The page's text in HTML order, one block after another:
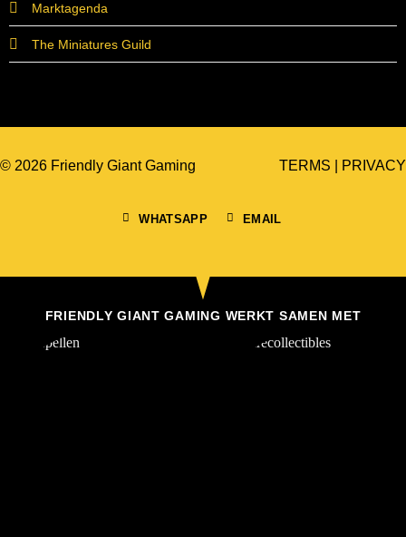
Marktagenda
The Miniatures Guild
© 2026 Friendly Giant Gaming
WHATSAPP EMAIL
TERMS PRIVACY
FRIENDLY GIANT GAMING WERKT SAMEN MET